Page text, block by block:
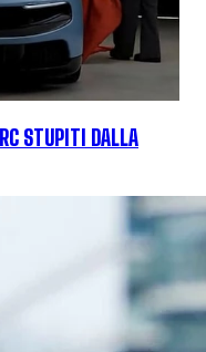
STUPITI DALLA